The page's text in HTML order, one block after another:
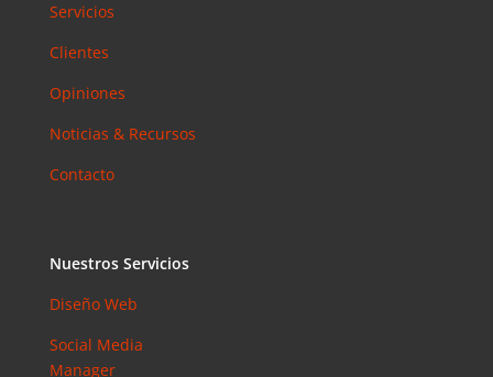
Servicios
Clientes
Opiniones
Noticias & Recursos
Contacto
Nuestros Servicios
Diseño Web
Social Media
Manager